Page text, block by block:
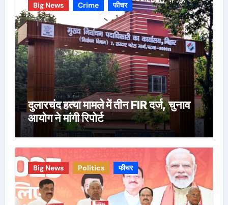
Big News Crime फीचर
दुलारचंद हत्या मामले में तीन FIR दर्ज, चुनाव
आयोग ने मांगी रिपोर्ट
Big News Politics फीचर